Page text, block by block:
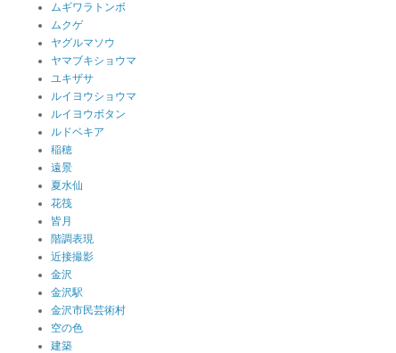
ムギワラトンボ
ムクゲ
ヤグルマソウ
ヤマブキショウマ
ユキザサ
ルイヨウショウマ
ルイヨウボタン
ルドベキア
稲穂
遠景
夏水仙
花筏
皆月
階調表現
近接撮影
金沢
金沢駅
金沢市民芸術村
空の色
建築